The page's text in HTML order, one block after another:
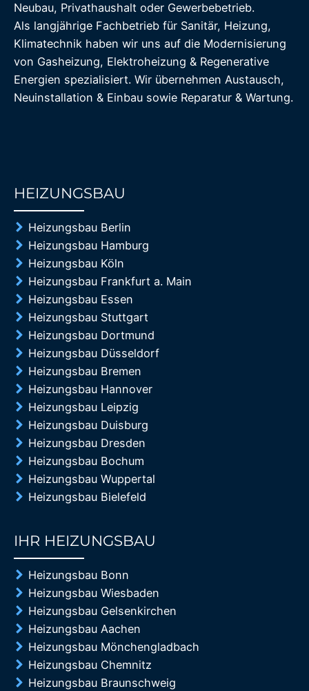
Neubau, Privathaushalt oder Gewerbebetrieb.
Als langjährige Fachbetrieb für Sanitär, Heizung,
Klimatechnik haben wir uns auf die Modernisierung
von Gasheizung, Elektroheizung & Regenerative
Energien spezialisiert. Wir übernehmen Austausch,
Neuinstallation & Einbau sowie Reparatur & Wartung.
HEIZUNGSBAU
Heizungsbau Berlin
Heizungsbau Hamburg
Heizungsbau Köln
Heizungsbau Frankfurt a. Main
Heizungsbau Essen
Heizungsbau Stuttgart
Heizungsbau Dortmund
Heizungsbau Düsseldorf
Heizungsbau Bremen
Heizungsbau Hannover
Heizungsbau Leipzig
Heizungsbau Duisburg
Heizungsbau Dresden
Heizungsbau Bochum
Heizungsbau Wuppertal
Heizungsbau Bielefeld
IHR HEIZUNGSBAU
Heizungsbau Bonn
Heizungsbau Wiesbaden
Heizungsbau Gelsenkirchen
Heizungsbau Aachen
Heizungsbau Mönchengladbach
Heizungsbau Chemnitz
Heizungsbau Braunschweig